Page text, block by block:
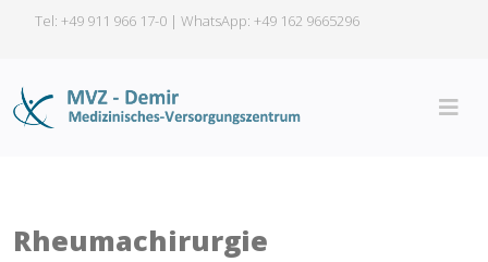
Tel: +49 911 966 17-0 | WhatsApp: +49 162 9665296
Rheumachirurgie